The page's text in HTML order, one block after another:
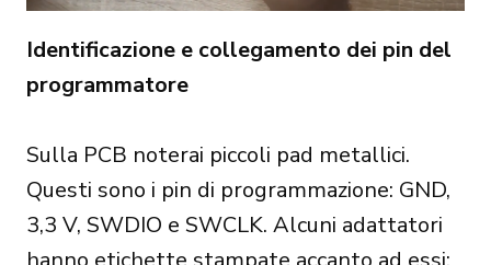
Identificazione e collegamento dei pin del
programmatore
Sulla PCB noterai piccoli pad metallici.
Questi sono i pin di programmazione: GND,
3,3 V, SWDIO e SWCLK. Alcuni adattatori